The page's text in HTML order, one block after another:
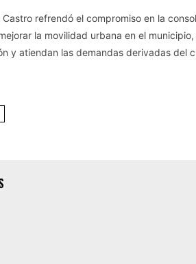
refrendó el compromiso en la
la movilidad urbana en el
y atiendan las demandas derivadas del